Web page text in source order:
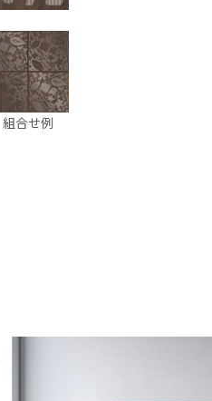
組合せ例